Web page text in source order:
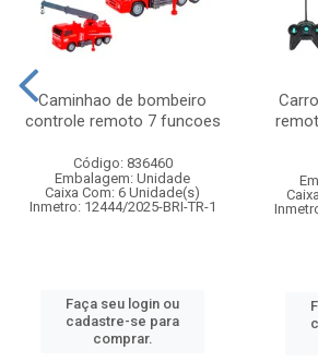
Caminhao de bombeiro
controle remoto 7 funcoes
Código: 836460
Embalagem: Unidade
Caixa Com: 6 Unidade(s)
Inmetro: 12444/2025-BRI-TR-1
Faça seu login ou
cadastre-se para
comprar.